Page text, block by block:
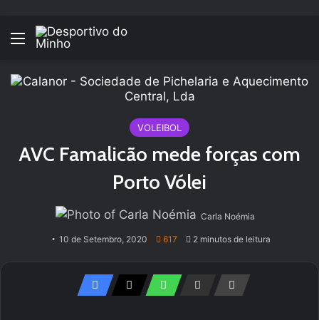
Menu
VOLEIBOL
AVC Famalicão mede forças com
Porto Vólei
Carla Noémia
10 de Setembro, 2020 617 2 minutos de leitura